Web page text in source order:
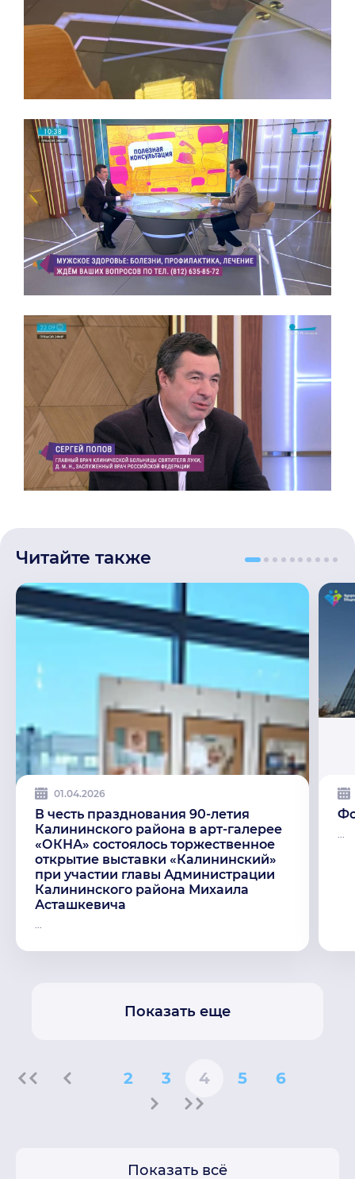
Читайте также
01.04.2026
В честь празднования 90-летия
Калининского района в арт-галерее
«ОКНА» состоялось торжественное
открытие выставки «Калининский»
при участии главы Администрации
Калининского района Михаила
Асташкевича
...
...
Показать еще
2 3 4 5 6
Показать всё